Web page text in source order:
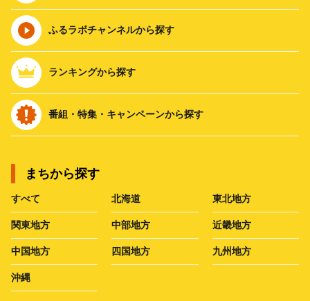
ふるラボチャンネルから探す
ランキングから探す
番組・特集・キャンペーンから探す
まちから探す
すべて 北海道 東北地方
関東地方 中部地方 近畿地方
中国地方 四国地方 九州地方
沖縄